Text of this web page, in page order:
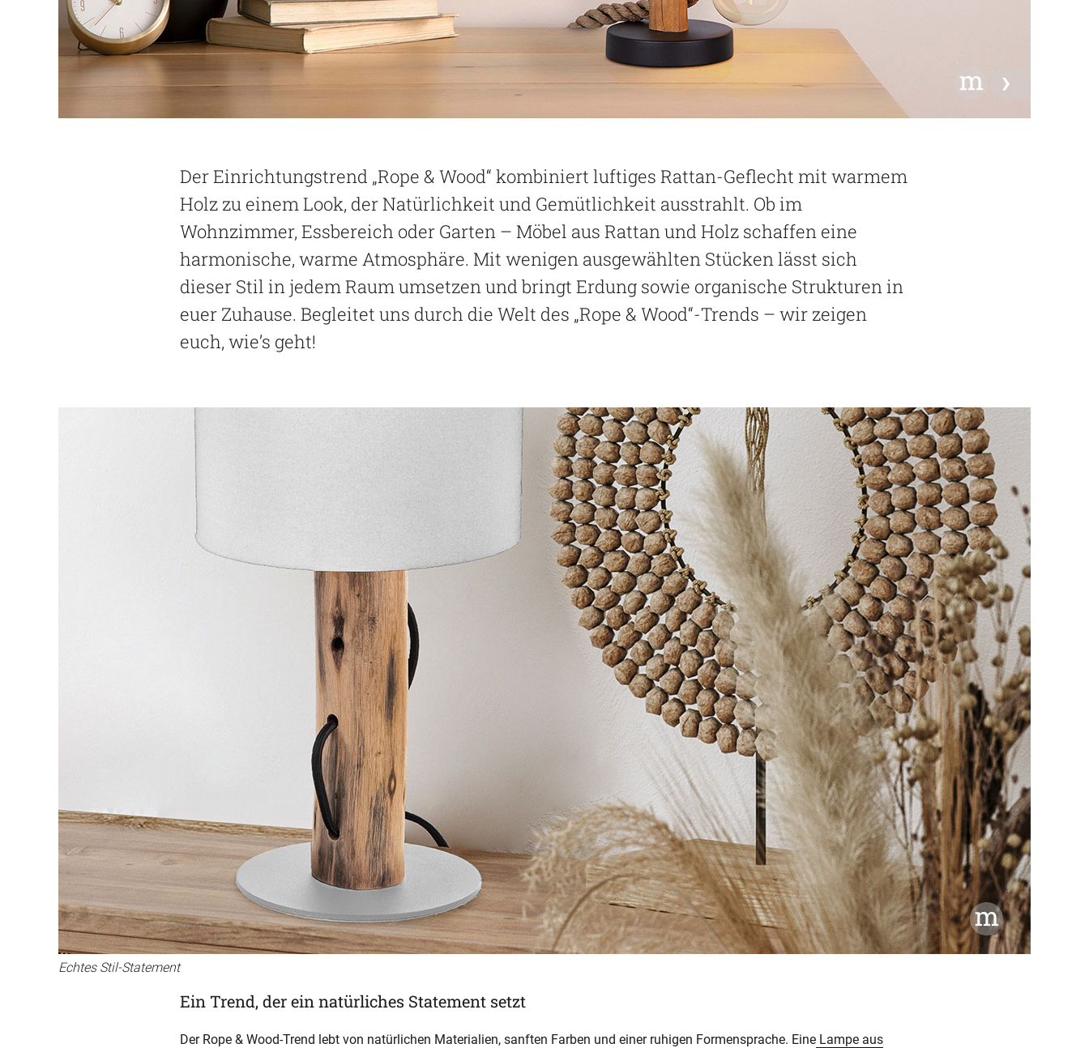
Der Einrichtungstrend „Rope & Wood“ kombiniert luftiges Rattan-Geflecht mit warmem
Holz zu einem Look, der Natürlichkeit und Gemütlichkeit ausstrahlt. Ob im
Wohnzimmer, Essbereich oder Garten – Möbel aus Rattan und Holz schaffen eine
harmonische, warme Atmosphäre. Mit wenigen ausgewählten Stücken lässt sich
dieser Stil in jedem Raum umsetzen und bringt Erdung sowie organische Strukturen in
euer Zuhause. Begleitet uns durch die Welt des „Rope & Wood“-Trends – wir zeigen
euch, wie’s geht!
Echtes Stil-Statement
Ein Trend, der ein natürliches Statement setzt
Der Rope & Wood-Trend lebt von natürlichen Materialien, sanften Farben und einer ruhigen Formensprache. Eine Lampe aus